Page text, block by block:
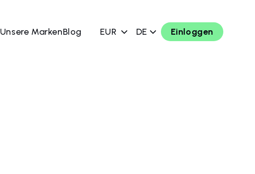
Unsere MarkenBlog EUR DE Einloggen